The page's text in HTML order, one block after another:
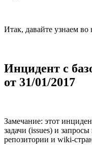
Итак, давайте узнаем во
Инцидент с
от 31/01/2017
Замечание: этот
задачи (issues) и
репозитории и wiki-